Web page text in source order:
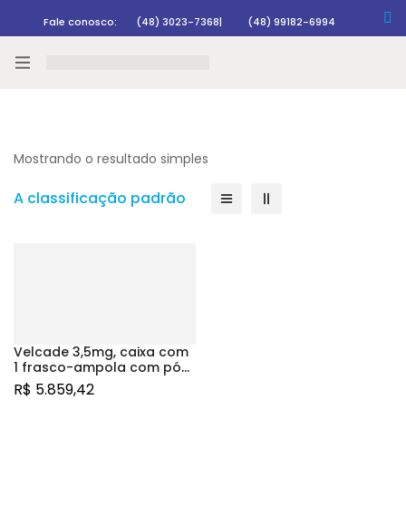
Fale conosco: (48) 3023-7368| (48) 99182-6994
Mostrando o resultado simples
A classificação padrão
Velcade 3,5mg, caixa com
1 frasco-ampola com pó
para solução de uso
intravenoso
R$ 5.859,42